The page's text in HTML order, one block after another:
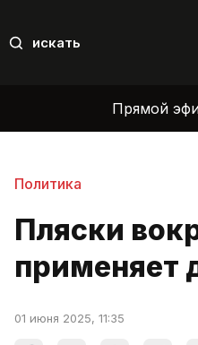
искать
Прямой
Политика
Пляски
применяет
01 июня 2025, 11:35